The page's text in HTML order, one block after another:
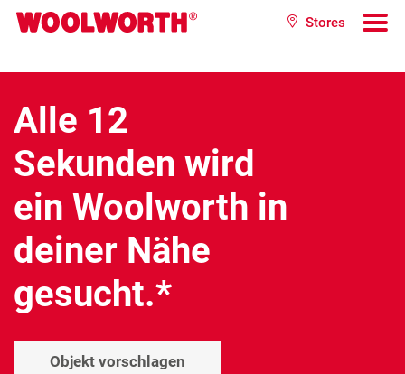
Zum Hauptinhalt
Woolworth GmbH Stores
Alle 12
Sekunden wird
ein Woolworth in
deiner Nähe
gesucht.*
Objekt vorschlagen